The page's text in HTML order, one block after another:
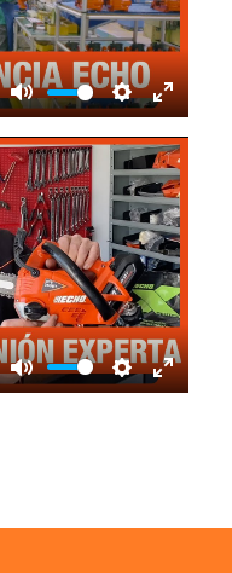
Mute Settings
Enter
Mute Settings
Enter